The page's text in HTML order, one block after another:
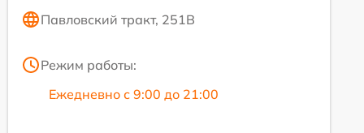
Павловский тракт, 251В
Режим работы:
Ежедневно с 9:00 до 21:00